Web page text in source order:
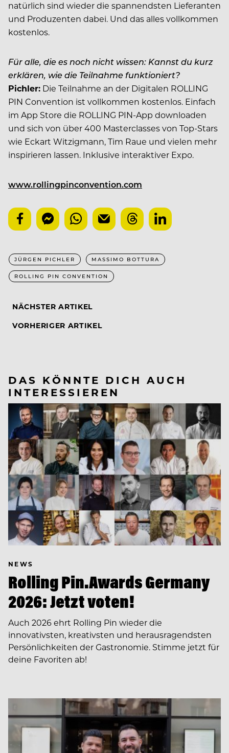
natürlich sind wieder die spannendsten Lieferanten
und Produzenten dabei. Und das alles vollkommen
kostenlos.
Für alle, die es noch nicht wissen: Kannst du kurz
erklären, wie die Teilnahme funktioniert?
Pichler: Die Teilnahme an der Digitalen ROLLING
PIN Convention ist vollkommen kostenlos. Einfach
im App Store die ROLLING PIN-App downloaden
und sich von über 400 Masterclasses von Top-Stars
wie Eckart Witzigmann, Tim Raue und vielen mehr
inspirieren lassen. Inklusive interaktiver Expo.
www.rollingpinconvention.com
JÜRGEN PICHLER MASSIMO BOTTURA
ROLLING PIN CONVENTION
NÄCHSTER ARTIKEL
VORHERIGER ARTIKEL
DAS KÖNNTE DICH AUCH
INTERESSIEREN
NEWS
Rolling Pin.Awards Germany
2026: Jetzt voten!
Auch 2026 ehrt Rolling Pin wieder die
innovativsten, kreativsten und herausragendsten
Persönlichkeiten der Gastronomie. Stimme jetzt für
deine Favoriten ab!